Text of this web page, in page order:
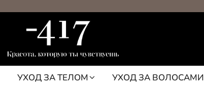
УХОД ЗА ТЕЛОМ УХОД ЗА ВОЛОСАМИ